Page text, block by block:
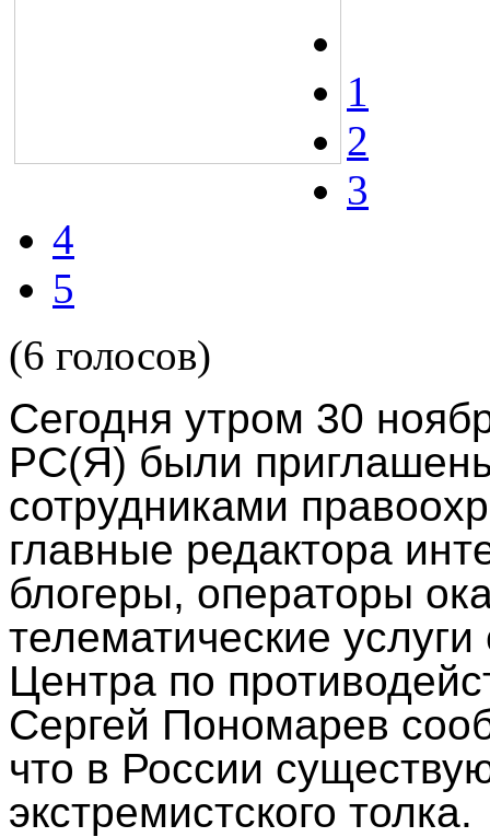
1
2
3
4
5
(6 голосов)
Сегодня утром 30
РС(Я) были
сотрудниками
главные редактора
блогеры, операторы
телематические
Центра по
Сергей Пономарев
что в России
экстремистского толка.